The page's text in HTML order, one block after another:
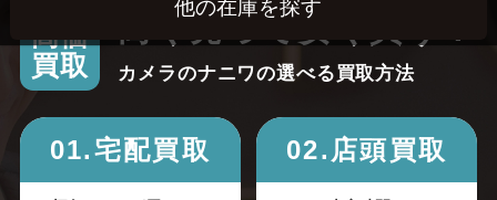
高価
買取
高く売って安く買う！
カメラのナニワの選べる買取方法
01.宅配買取 02.店頭買取